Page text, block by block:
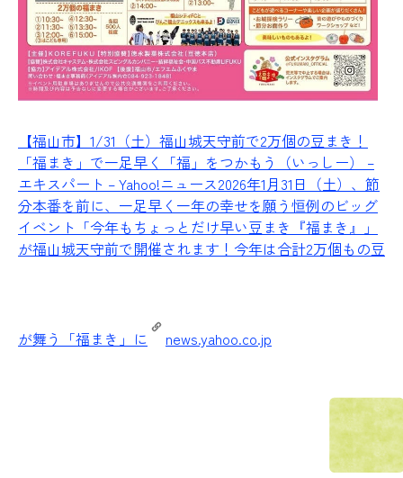
【福山市】1/31（土）福山城天守前で2万個の豆まき！
「福まき」で一足早く「福」をつかもう（いっしー） –
エキスパート – Yahoo!ニュース2026年1月31日（土）、節
分本番を前に、一足早く一年の幸せを願う恒例のビッグ
イベント「今年もちょっとだけ早い豆まき『福まき』」
が福山城天守前で開催されます！今年は合計2万個もの豆
が舞う「福まき」に news.yahoo.co.jp